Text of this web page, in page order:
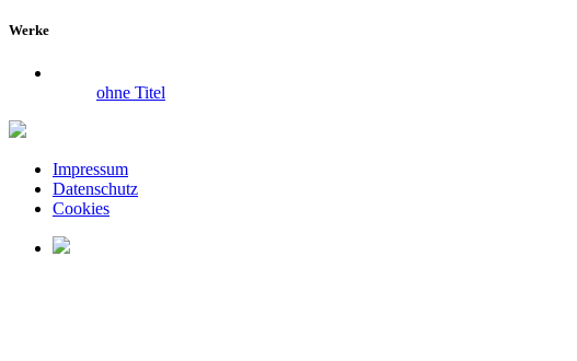
Werke
ohne Titel
Impressum
Datenschutz
Cookies